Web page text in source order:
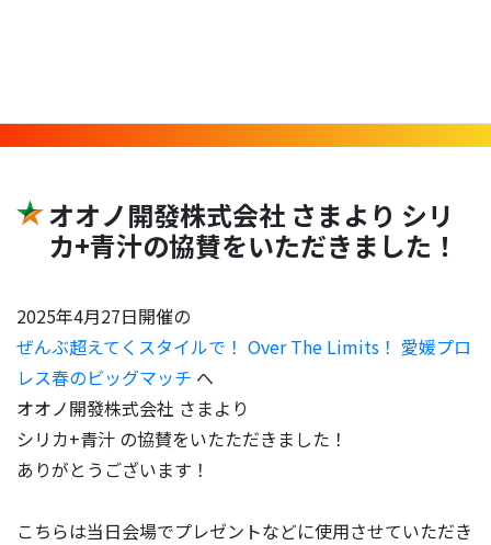
オオノ開發株式会社 さまより シリ
カ+青汁の協賛をいただきました！
2025年4月27日開催の
ぜんぶ超えてくスタイルで！ Over The Limits！ 愛媛プロ
レス春のビッグマッチ へ
オオノ開發株式会社 さまより
シリカ+青汁 の協賛をいたただきました！
ありがとうございます！
こちらは当日会場でプレゼントなどに使用させていただき